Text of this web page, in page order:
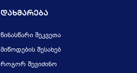
Დახმარება
წინასწარი შეკვეთა
მიწოდების შესახებ
როგორ შევიძინო